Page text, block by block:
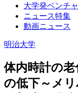
大学発ベンチ
ニュース特集
動画ニュース
明治大学
体内時計の
の低下～メ